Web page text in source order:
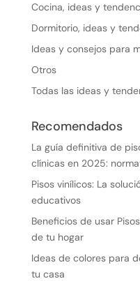
Cocina, ideas y
Dormitorio, ideas y
Ideas y consejos para
Otros
Todas las ideas y
Recomendados
La guía definitiva de
clínicas en 2025:
Pisos vinílicos: La
educativos
Beneficios de usar
de tu hogar
Ideas de colores para
tu casa